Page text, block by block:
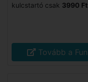
kulcstartó csak 3990 Ft
Tovább a